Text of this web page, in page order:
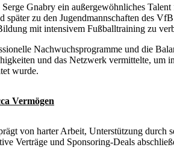
Gnabry ein außergewöhnliches
zu den Jugendmannschaften des
mit intensivem Fußballtraining zu
Nachwuchsprogramme und die
und das Netzwerk vermittelte,
wurde.
Vermögen
von harter Arbeit, Unterstützung
Verträge und Sponsoring-Deals